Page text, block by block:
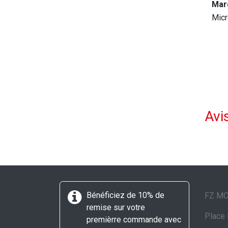
Bénéficiez de 10% de
remise sur votre
premièrre commande avec
FZ